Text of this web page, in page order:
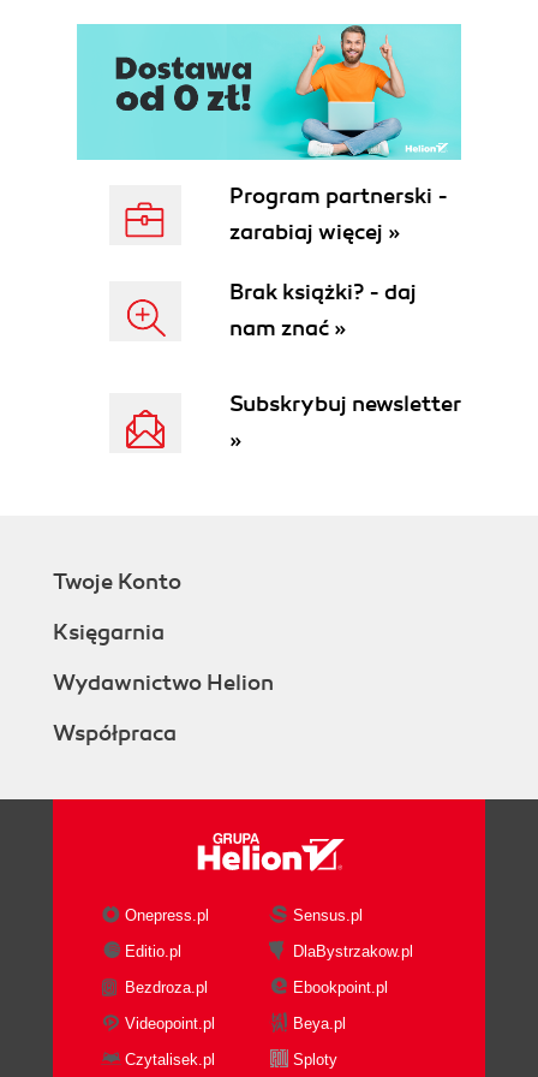
2.3.2 DNS Query Packet Header
2.3.3 Question Section
2.3.4 The Answer Section,
Authoritative Servers, and Additional
Information
2.3.5 Compression
2.3.6 Inverse Query
2.3.7 Methods of RR Transfer via a
2.3.8 Communication Examples
Example of a Nonexistent
Communication with a Root
Communication Content
3.1 DNS Update
3.1.4 Update Section
3.1.5 Additional Data Section
3.1.6 Journal File
3.2 DNS Notify
3.2.1 Notify Message
3.3 Incremental Zone Transfer
3.3.1 Request Format
Program partnerski -
zarabiaj więcej »
Brak książki? - daj
nam znać »
Subskrybuj newsletter
»
Twoje Konto
Księgarnia
Wydawnictwo Helion
Współpraca
Onepress.pl
Sensus.pl
Editio.pl
DlaBystrzakow.pl
Bezdroza.pl
Ebookpoint.pl
Videopoint.pl
Beya.pl
Czytalisek.pl
Sploty